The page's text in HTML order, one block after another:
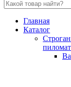
Главная
Каталог